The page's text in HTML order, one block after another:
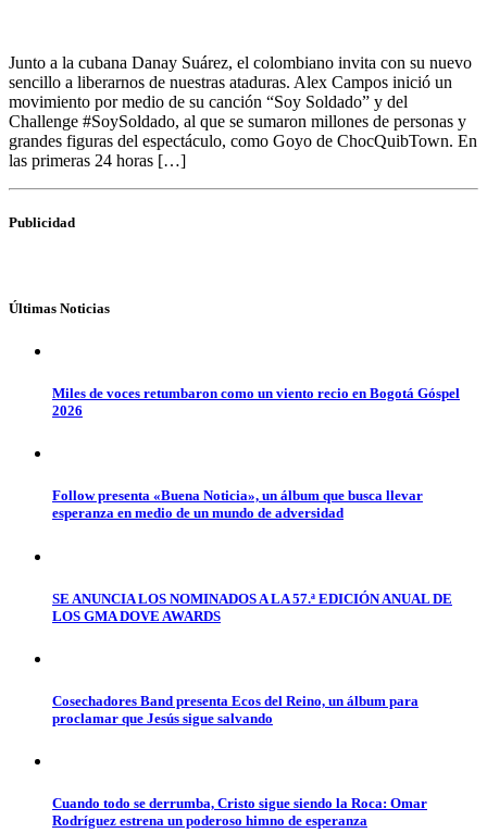
Junto a la cubana Danay Suárez, el colombiano invita con su nuevo
sencillo a liberarnos de nuestras ataduras. Alex Campos inició un
movimiento por medio de su canción ​“Soy Soldado” y del
Challenge #SoySoldado, al que se sumaron millones de personas y
grandes figuras del espectáculo, como Goyo de ChocQuibTown. En
las primeras ​24 horas […]
Publicidad
Últimas Noticias
Miles de voces retumbaron como un viento recio en Bogotá Góspel
2026
Follow presenta «Buena Noticia», un álbum que busca llevar
esperanza en medio de un mundo de adversidad
SE ANUNCIA LOS NOMINADOS A LA 57.ª EDICIÓN ANUAL DE
LOS GMA DOVE AWARDS
Cosechadores Band presenta Ecos del Reino, un álbum para
proclamar que Jesús sigue salvando
Cuando todo se derrumba, Cristo sigue siendo la Roca: Omar
Rodríguez estrena un poderoso himno de esperanza